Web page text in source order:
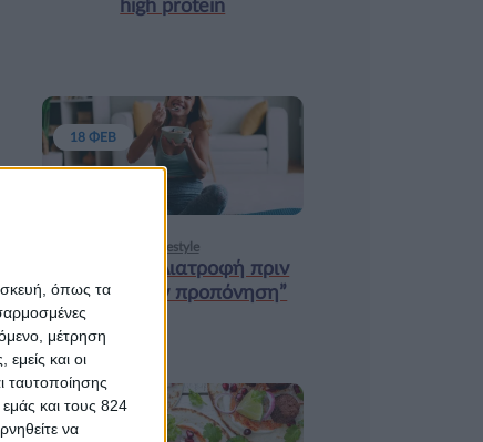
όπως τα
μέτρηση
και οι
ταυτοποίησης
και τους 824
να
high protein
Υγεία, διατροφή & lifestyle
Κεφάλαιο “Διατροφή πριν
και μετά την προπόνηση”
18 ΦΕΒ
9 ΔΕΚ